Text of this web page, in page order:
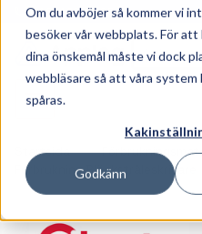
Om du avböjer så kommer vi
besöker vår webbplats. För
dina önskemål måste vi dock
webbläsare så att våra
spåras.
Godkänn
010-162 61 95
Startsida
Förbrukning Bläckstråleskrivare